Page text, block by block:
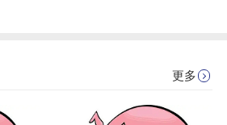
更多